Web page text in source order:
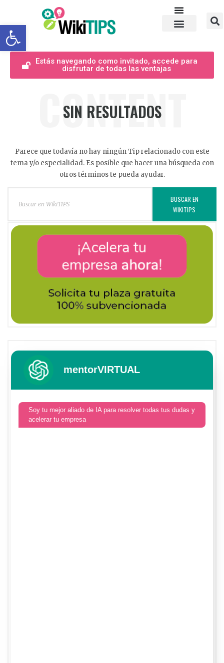
Abrir barra de herramientas
Estás navegando como invitado, accede para
disfrutar de todas las ventajas
CONTENT
SIN RESULTADOS
Parece que todavía no hay ningún Tip relacionado con este
tema y/o especialidad. Es posible que hacer una búsqueda con
otros términos te pueda ayudar.
BUSCAR EN
WIKITIPS
mentorVIRTUAL
Soy tu mejor aliado de IA para resolver todas tus dudas y
acelerar tu empresa